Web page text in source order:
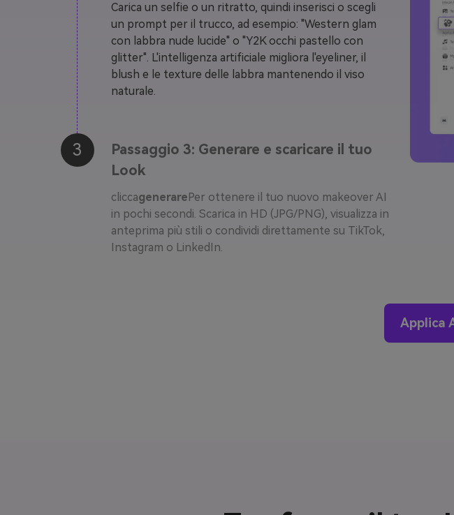
Carica un selfie o un ritratto, quindi inserisci o scegli
un prompt per il trucco, ad esempio: "Western glam
con labbra nude lucide" o "Y2K occhi pastello con
glitter". L'intelligenza artificiale migliora l'eyeliner, il
blush e le texture delle labbra mantenendo il viso
naturale.
3
Passaggio 3: Generare e scaricare il tuo
Look
cliccagenerarePer ottenere il tuo nuovo makeover AI
in pochi secondi. Scarica in HD (JPG/PNG), visualizza in
anteprima più stili o condividi direttamente su TikTok,
Instagram o LinkedIn.
Applica